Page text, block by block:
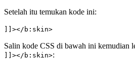
Setelah itu temukan kode ini:
]]></b:skin>
Salin kode CSS di bawah ini kemudian
]]></b:skin>: